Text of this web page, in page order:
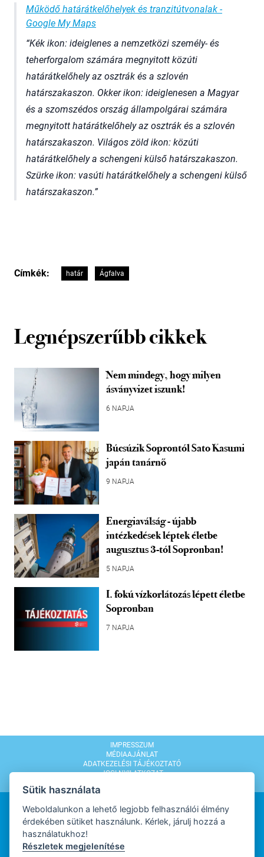
Működő határátkelőhelyek és tranzitútvonalak -
Google My Maps
Kék ikon: ideiglenes a nemzetközi személy- és
teherforgalom számára megnyitott közúti
határátkelőhely az osztrák és a szlovén
határszakaszon. Okker ikon: ideiglenesen a Magyar
és a szomszédos ország állampolgárai számára
megnyitott határátkelőhely az osztrák és a szlovén
határszakaszon. Világos zöld ikon: közúti
határátkelőhely a schengeni külső határszakaszon.
Szürke ikon: vasúti határátkelőhely a schengeni külső
határszakaszon.
Címkék: határ Ágfalva
Legnépszerűbb cikkek
Nem mindegy, hogy milyen
ásványvizet iszunk!
6 NAPJA
Búcsúzik Soprontól Sato Kasumi
japán tanárnő
9 NAPJA
Energiaválság - újabb
intézkedések léptek életbe
augusztus 3-tól Sopronban!
5 NAPJA
I. fokú vízkorlátozás lépett életbe
Sopronban
7 NAPJA
IMPRESSZUM
MÉDIAAJÁNLAT
ADATKEZELÉSI TÁJÉKOZTATÓ
JOGI NYILATKOZAT
WEBDESIGN
Sütik használata
Weboldalunkon a lehető legjobb felhasználói élmény
érdekében sütiket használunk. Kérlek, járulj hozzá a
használatukhoz!
Részletek megjelenítése